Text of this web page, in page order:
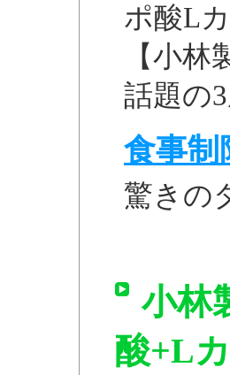
ポ酸L
【小
話題の
食事制
驚きの
小林
酸+L